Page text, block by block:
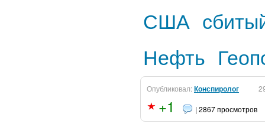
США
Нефть
Опубликовал:Конспиролог
+1 | 2867 просмотров